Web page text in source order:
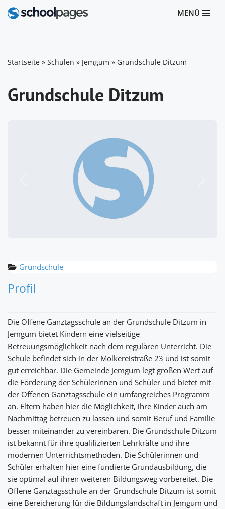
MENÜ
Startseite » Schulen » Jemgum » Grundschule Ditzum
Grundschule Ditzum
Grundschule
Profil
Die Offene Ganztagsschule an der Grundschule Ditzum in
Jemgum bietet Kindern eine vielseitige
Betreuungsmöglichkeit nach dem regulären Unterricht. Die
Schule befindet sich in der Molkereistraße 23 und ist somit
gut erreichbar. Die Gemeinde Jemgum legt großen Wert auf
die Förderung der Schülerinnen und Schüler und bietet mit
der Offenen Ganztagsschule ein umfangreiches Programm
an. Eltern haben hier die Möglichkeit, ihre Kinder auch am
Nachmittag betreuen zu lassen und somit Beruf und Familie
besser miteinander zu vereinbaren. Die Grundschule Ditzum
ist bekannt für ihre qualifizierten Lehrkräfte und ihre
modernen Unterrichtsmethoden. Die Schülerinnen und
Schüler erhalten hier eine fundierte Grundausbildung, die
sie optimal auf ihren weiteren Bildungsweg vorbereitet. Die
Offene Ganztagsschule an der Grundschule Ditzum ist somit
eine Bereicherung für die Bildungslandschaft in Jemgum und